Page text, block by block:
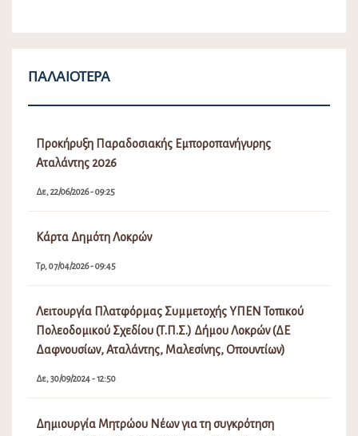
ΠΑΛΑΙΌΤΕΡΑ
Προκήρυξη Παραδοσιακής Εμποροπανήγυρης
Αταλάντης 2026
Δε, 22/06/2026 - 09:25
Κάρτα Δημότη Λοκρών
Τρ, 07/04/2026 - 09:45
Λειτουργία Πλατφόρμας Συμμετοχής ΥΠΕΝ Τοπικού
Πολεοδομικού Σχεδίου (Τ.Π.Σ.) Δήμου Λοκρών (ΔΕ
Δαφνουσίων, Αταλάντης, Μαλεσίνης, Οπουντίων)
Δε, 30/09/2024 - 12:50
Δημιουργία Μητρώου Νέων για τη συγκρότηση